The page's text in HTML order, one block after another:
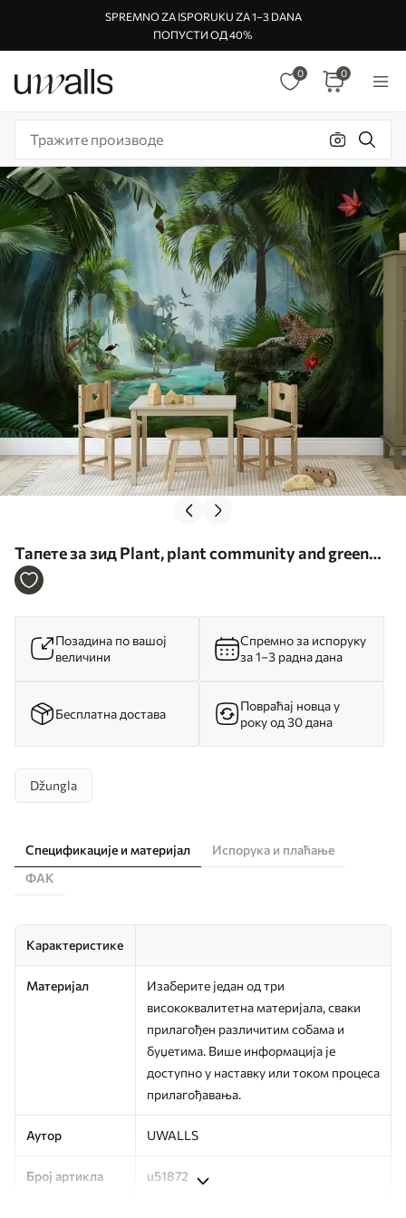
SPREMNO ZA ISPORUKU ZA 1–3 DANA
ПОПУСТИ ОД 40%
0 0
Тапете за зид Plant, plant community and green
бр. u51872
Позадина по вашој
величини
Спремно за испоруку
за 1–3 радна дана
Бесплатна достава
Повраћај новца у
року од 30 дана
Džungla
Спецификације и материјал
Испорука и плаћање
ФАК
Карактеристике
Материјал
Изаберите један од три
висококвалитетна материјала, сваки
прилагођен различитим собама и
буџетима. Више информација је
доступно у наставку или током процеса
прилагођавања.
Аутор UWALLS
Број артикла u51872